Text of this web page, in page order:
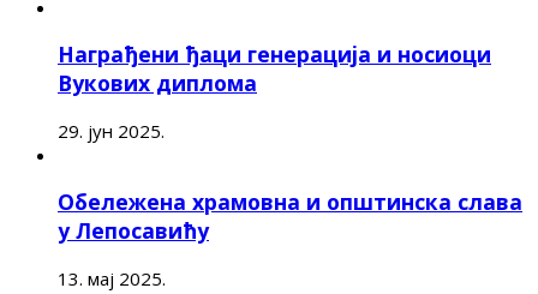
Награђени ђаци генерација и носиоци
Вукових диплома
29. јун 2025.
Обележена храмовна и општинска слава
у Лепосавићу
13. мај 2025.